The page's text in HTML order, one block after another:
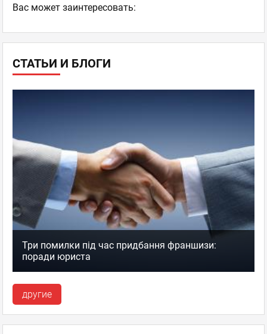
СТАТЬИ И БЛОГИ
Три помилки під час придбання франшизи:
поради юриста
другие
Ваc может заинтересовать: